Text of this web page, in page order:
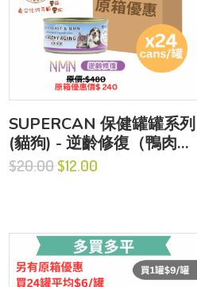
SUPERCAN 保健罐罐系列
(貓狗) - 逆齡修復（鴨肉盛
宴+NMN）
$20.00 $12.00